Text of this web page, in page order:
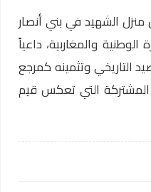
منزل الشهيد في بني أنصار
والمغاربية، داعياً
التاريخي وتثمينه كمرجع
المشتركة التي تعكس قيم